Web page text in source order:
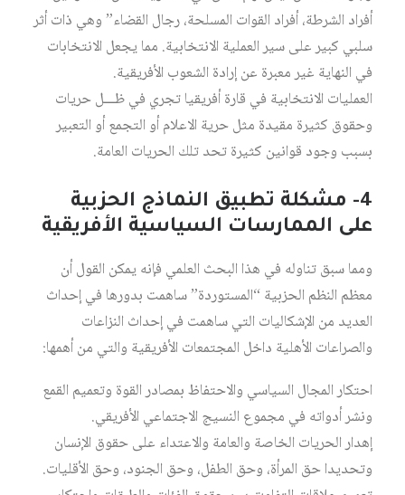
أفراد الشرطة، أفراد القوات المسلحة، رجال القضاء” وهي ذات أثر
سلبي كبير على سير العملية الانتخابية. مما يجعل الانتخابات
في النهاية غير معبرة عن إرادة الشعوب الأفريقية.
العمليات الانتخابية في قارة أفريقيا تجري في ظـــل حريات
وحقوق كثيرة مقيدة مثل حرية الاعلام أو التجمع أو التعبير
بسبب وجود قوانين كثيرة تحد تلك الحريات العامة.
4- مشكلة تطبيق النماذج الحزبية
على الممارسات السياسية الأفريقية
ومما سبق تناوله في هذا البحث العلمي فإنه يمكن القول أن
معظم النظم الحزبية “المستوردة” ساهمت بدورها في إحداث
العديد من الإشكاليات التي ساهمت في إحداث النزاعات
والصراعات الأهلية داخل المجتمعات الأفريقية والتي من أهمها:
احتكار المجال السياسي والاحتفاظ بمصادر القوة وتعميم القمع
ونشر أدواته في مجموع النسيج الاجتماعي الأفريقي.
إهدار الحريات الخاصة والعامة والاعتداء على حقوق الإنسان
وتحديدا حق المرأة، وحق الطفل، وحق الجنود، وحق الأقليات.